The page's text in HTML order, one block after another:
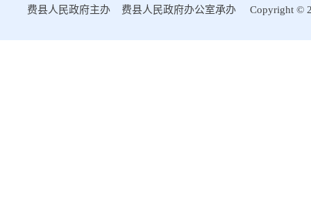
费县人民政府主办 费县人民政府办公室承办 Copyright